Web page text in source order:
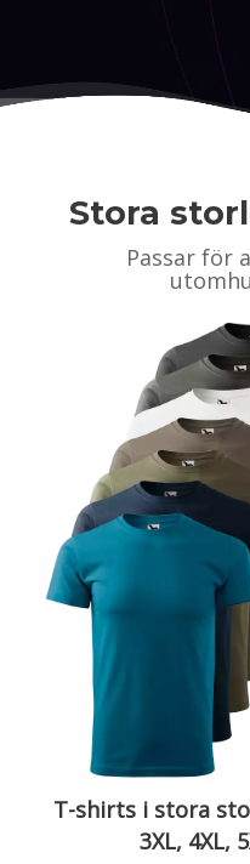
Stora
Passar för
T-shirts i stora
3XL, 4XL,